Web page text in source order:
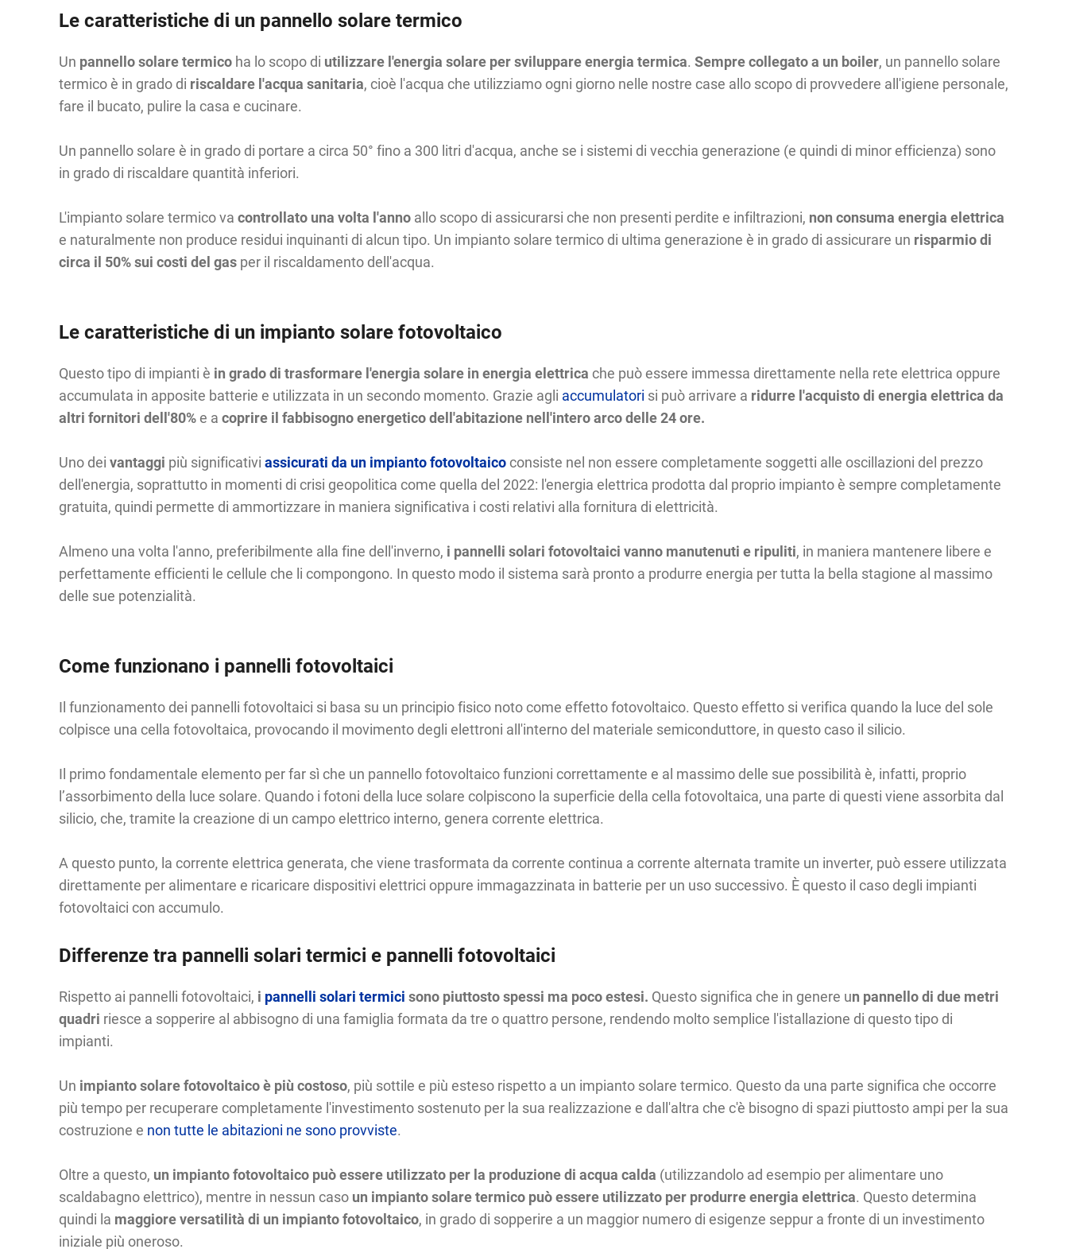
Le caratteristiche di un pannello solare termico
Un pannello solare termicoha lo scopo di utilizzare l'energia solare per sviluppare energia termica. Sempre collegato a un boiler, un pannello solare
termico è in grado di riscaldare l'acqua sanitaria, cioè l'acqua che utilizziamo ogni giorno nelle nostre case allo scopo di provvedere all'igiene personale,
fare il bucato, pulire la casa e cucinare.
Un pannello solare è in grado di portare a circa 50° fino a 300 litri d'acqua, anche se i sistemi di vecchia generazione (e quindi di minor efficienza) sono
in grado di riscaldare quantità inferiori.
L'impianto solare termico va controllato una volta l'anno allo scopo di assicurarsi che non presenti perdite e infiltrazioni, non consuma energia elettrica
e naturalmente non produce residui inquinanti di alcun tipo. Un impianto solare termico di ultima generazione è in grado di assicurare un risparmio di
circa il 50% sui costi del gas per il riscaldamento dell'acqua.
Le caratteristiche di un impianto solare fotovoltaico
Questo tipo di impianti è in grado di trasformare l'energia solare in energia elettrica che può essere immessa direttamente nella rete elettrica oppure
accumulata in apposite batterie e utilizzata in un secondo momento. Grazie agli accumulatori si può arrivare a ridurre l'acquisto di energia elettrica da
altri fornitori dell'80%e a coprire il fabbisogno energetico dell'abitazione nell'intero arco delle 24 ore.
Uno dei vantaggi più significativi assicurati da un impianto fotovoltaicoconsiste nel non essere completamente soggetti alle oscillazioni del prezzo
dell'energia, soprattutto in momenti di crisi geopolitica come quella del 2022: l'energia elettrica prodotta dal proprio impianto è sempre completamente
gratuita, quindi permette di ammortizzare in maniera significativa i costi relativi alla fornitura di elettricità.
Almeno una volta l'anno, preferibilmente alla fine dell'inverno, i pannelli solari fotovoltaici vanno manutenuti e ripuliti, in maniera mantenere libere e
perfettamente efficienti le cellule che li compongono. In questo modo il sistema sarà pronto a produrre energia per tutta la bella stagione al massimo
delle sue potenzialità.
Come funzionano i pannelli fotovoltaici
Il funzionamento dei pannelli fotovoltaici si basa su un principio fisico noto come effetto fotovoltaico. Questo effetto si verifica quando la luce del sole
colpisce una cella fotovoltaica, provocando il movimento degli elettroni all'interno del materiale semiconduttore, in questo caso il silicio.
Il primo fondamentale elemento per far sì che un pannello fotovoltaico funzioni correttamente e al massimo delle sue possibilità è, infatti, proprio
l’assorbimento della luce solare. Quando i fotoni della luce solare colpiscono la superficie della cella fotovoltaica, una parte di questi viene assorbita dal
silicio, che, tramite la creazione di un campo elettrico interno, genera corrente elettrica.
A questo punto, la corrente elettrica generata, che viene trasformata da corrente continua a corrente alternata tramite un inverter, può essere utilizzata
direttamente per alimentare e ricaricare dispositivi elettrici oppure immagazzinata in batterie per un uso successivo. È questo il caso degli impianti
fotovoltaici con accumulo.
Differenze tra pannelli solari termici e pannelli fotovoltaici
Rispetto ai pannelli fotovoltaici, i pannelli solari termici sono piuttosto spessi ma poco estesi. Questo significa che in genere un pannello di due metri
quadri riesce a sopperire al abbisogno di una famiglia formata da tre o quattro persone, rendendo molto semplice l'istallazione di questo tipo di
impianti.
Un impianto solare fotovoltaico è più costoso, più sottile e più esteso rispetto a un impianto solare termico. Questo da una parte significa che occorre
più tempo per recuperare completamente l'investimento sostenuto per la sua realizzazione e dall'altra che c'è bisogno di spazi piuttosto ampi per la sua
costruzione e non tutte le abitazioni ne sono provviste.
Oltre a questo, un impianto fotovoltaico può essere utilizzato per la produzione di acqua calda (utilizzandolo ad esempio per alimentare uno
scaldabagno elettrico), mentre in nessun caso un impianto solare termico può essere utilizzato per produrre energia elettrica. Questo determina
quindi la maggiore versatilità di un impianto fotovoltaico, in grado di sopperire a un maggior numero di esigenze seppur a fronte di un investimento
iniziale più oneroso.